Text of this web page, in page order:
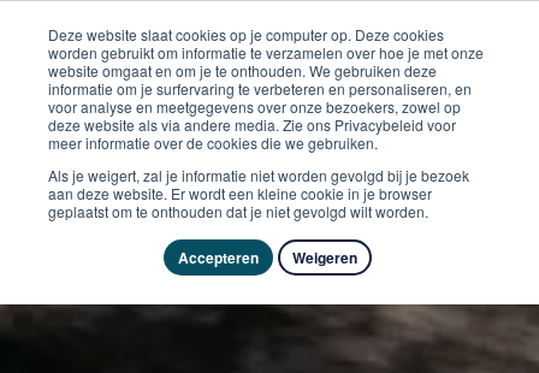
Deze website slaat cookies op je computer op. Deze cookies
worden gebruikt om informatie te verzamelen over hoe je met onze
website omgaat en om je te onthouden. We gebruiken deze
informatie om je surfervaring te verbeteren en personaliseren, en
voor analyse en meetgegevens over onze bezoekers, zowel op
deze website als via andere media. Zie ons Privacybeleid voor
meer informatie over de cookies die we gebruiken.
Als je weigert, zal je informatie niet worden gevolgd bij je bezoek
aan deze website. Er wordt een kleine cookie in je browser
geplaatst om te onthouden dat je niet gevolgd wilt worden.
Accepteren Weigeren